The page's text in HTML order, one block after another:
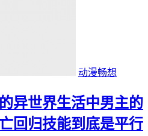
动漫畅想
异世界生活中男主的
回归技能到底是平行